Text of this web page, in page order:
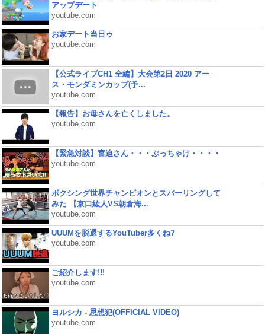
アップデート
youtube.com
お家デート当日ゥ
youtube.com
【公式ライブCH1 全編】大会第2日 2020 アー
ス・モンダミンカップ(予...
youtube.com
【報告】お母さんを亡くしました。
youtube.com
【緊急対談】宮迫さん・・・ぶっちゃけ・・・・
youtube.com
ボクシング世界チャンピオンとスパーリングして
みた 【京口紘人VS朝倉海...
youtube.com
UUUMを脱退するYouTuber多くね?
youtube.com
ご紹介します!!!
youtube.com
ヨルシカ - 思想犯(OFFICIAL VIDEO)
youtube.com